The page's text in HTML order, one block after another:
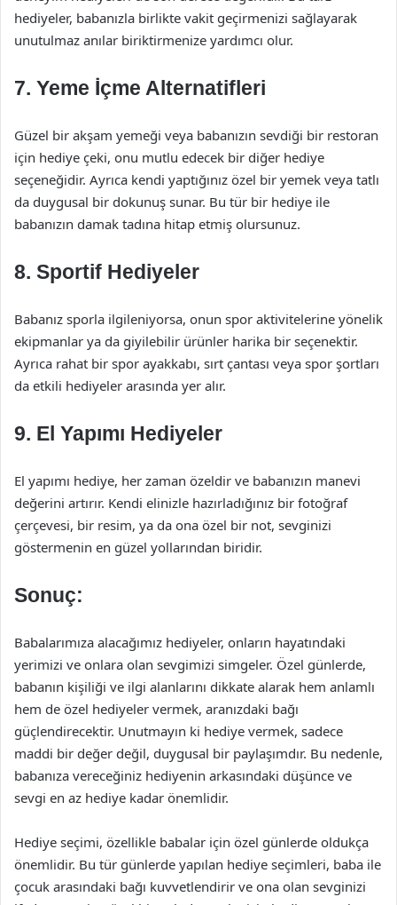
hediyeler, babanızla birlikte vakit geçirmenizi sağlayarak
unutulmaz anılar biriktirmenize yardımcı olur.
7. Yeme İçme Alternatifleri
Güzel bir akşam yemeği veya babanızın sevdiği bir restoran
için hediye çeki, onu mutlu edecek bir diğer hediye
seçeneğidir. Ayrıca kendi yaptığınız özel bir yemek veya tatlı
da duygusal bir dokunuş sunar. Bu tür bir hediye ile
babanızın damak tadına hitap etmiş olursunuz.
8. Sportif Hediyeler
Babanız sporla ilgileniyorsa, onun spor aktivitelerine yönelik
ekipmanlar ya da giyilebilir ürünler harika bir seçenektir.
Ayrıca rahat bir spor ayakkabı, sırt çantası veya spor şortları
da etkili hediyeler arasında yer alır.
9. El Yapımı Hediyeler
El yapımı hediye, her zaman özeldir ve babanızın manevi
değerini artırır. Kendi elinizle hazırladığınız bir fotoğraf
çerçevesi, bir resim, ya da ona özel bir not, sevginizi
göstermenin en güzel yollarından biridir.
Sonuç:
Babalarımıza alacağımız hediyeler, onların hayatındaki
yerimizi ve onlara olan sevgimizi simgeler. Özel günlerde,
babanın kişiliği ve ilgi alanlarını dikkate alarak hem anlamlı
hem de özel hediyeler vermek, aranızdaki bağı
güçlendirecektir. Unutmayın ki hediye vermek, sadece
maddi bir değer değil, duygusal bir paylaşımdır. Bu nedenle,
babanıza vereceğiniz hediyenin arkasındaki düşünce ve
sevgi en az hediye kadar önemlidir.
Hediye seçimi, özellikle babalar için özel günlerde oldukça
önemlidir. Bu tür günlerde yapılan hediye seçimleri, baba ile
çocuk arasındaki bağı kuvvetlendirir ve ona olan sevginizi